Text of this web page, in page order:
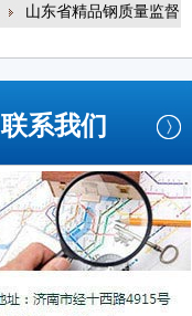
山东省精品钢质量监督
联系我们